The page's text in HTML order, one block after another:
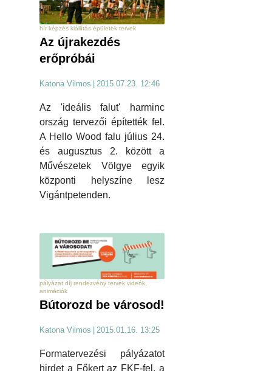
hír képzés kiállítás épületek tervek
Az újrakezdés
erőpróbái
Katona Vilmos | 2015.07.23. 12:46
Az 'ideális falut' harminc
ország tervezői építették fel.
A Hello Wood falu július 24.
és augusztus 2. között a
Művészetek Völgye egyik
központi helyszíne lesz
Vigántpetenden.
pályázat díj rendezvény tervek videók,
animációk
Bútorozd be városod!
Katona Vilmos 2015.01.16. 13:25
Formatervezési pályázatot
hirdet a Főkert az FKF-fel, a